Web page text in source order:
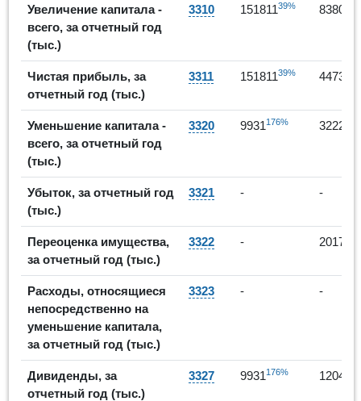
Увеличение капитала -
всего, за отчетный год
(тыс.)
3310 15181139% 83804
Чистая прибыль, за
отчетный год (тыс.)
3311 15181139% 44732
Уменьшение капитала -
всего, за отчетный год
(тыс.)
3320 9931176% 32221
Убыток, за отчетный год
(тыс.)
3321 - -
Переоценка имущества,
за отчетный год (тыс.)
3322 - 20177
Расходы, относящиеся
непосредственно на
уменьшение капитала,
за отчетный год (тыс.)
3323 - -
Дивиденды, за
отчетный год (тыс.)
3327 9931176% 12044